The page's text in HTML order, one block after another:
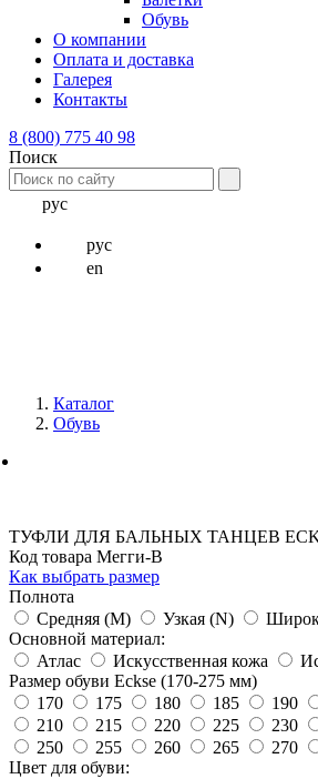
Обувь
О компании
Оплата и доставка
Галерея
Контакты
8 (800) 775 40 98
Поиск
рус
рус
en
Каталог
Обувь
ТУФЛИ ДЛЯ БАЛЬНЫХ ТАНЦЕВ
Код товара Мегги-В
Как выбрать размер
Полнота
Средняя (M)
Узкая (N)
Основной материал:
Атлас
Искусственная кожа
Размер обуви Eckse (170-275 мм)
170
175 180 185 190
210
215 220 225 230
250
255 260 265 270
Цвет для обуви: